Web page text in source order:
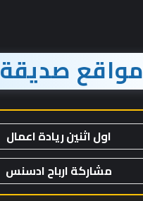
مواقع صديقة
اول اثنين ريادة اعمال
مشاركة ارباح ادسنس